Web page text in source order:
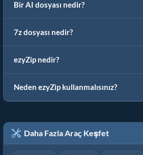
Bir AI dosyası nedir?
7z dosyası nedir?
ezyZip nedir?
Neden ezyZip kullanmalısınız?
Daha Fazla Araç Keşfet